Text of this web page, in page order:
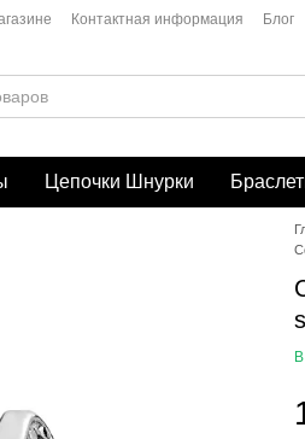
Контактная информация Блог
Цепочки Шнурки